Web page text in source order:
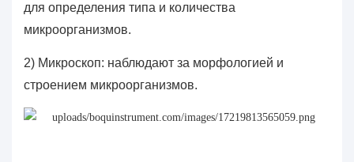
для определения типа и количества
микроорганизмов.
2) Микроскоп: наблюдают за морфологией и
строением микроорганизмов.